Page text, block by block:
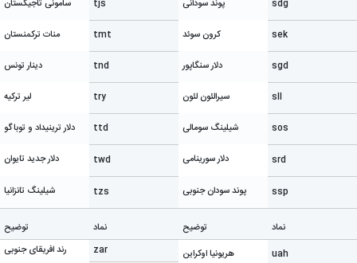
sdg پوند سودانی
sek کرون سوئد
sgd دلار سنگاپور
sll سیرالئون لئون
sos شیلینگ سومالی
srd دلار سورینامی
ssp پوند سودان جنوبی
tjs سامونی تاجیکستان
tmt منات ترکمنستان
tnd دینار تونس
try لیر ترکیه
ttd دلار ترینیداد و توباگو
twd دلار جدید تایوان
tzs شیلینگ تانزانیا
نماد
توضیح
uah
هریونیا اوکراین
نماد
توضیح
zar
رند افریقای جنوبی